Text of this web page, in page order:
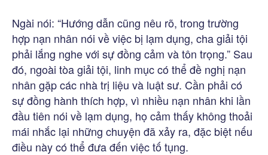
Ngài nói: “Hướng dẫn cũng nêu rõ, trong trường
hợp nạn nhân nói về việc bị lạm dụng, cha giải tội
phải lắng nghe với sự đồng cảm và tôn trọng.” Sau
đó, ngoài tòa giải tội, linh mục có thể đề nghị nạn
nhân gặp các nhà trị liệu và luật sư. Cần phải có
sự đồng hành thích hợp, vì nhiều nạn nhân khi lần
đầu tiên nói về lạm dụng, họ cảm thấy không thoải
mái nhắc lại những chuyện đã xảy ra, đặc biệt nếu
điều này có thể đưa đến việc tố tụng.